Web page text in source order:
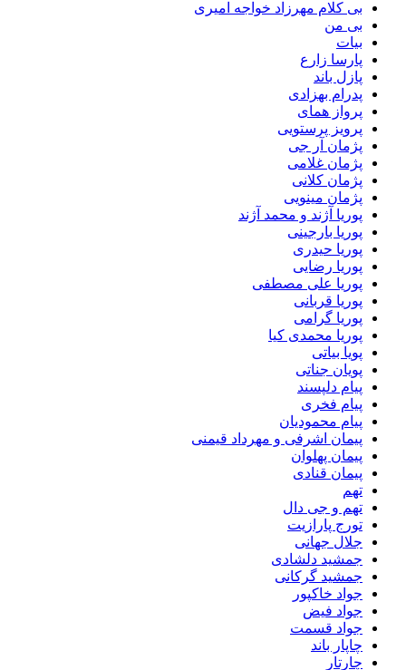
بی کلام مهرزاد خواجه امیری
بی من
بیات
پارسا زارع
پازل باند
پدرام بهزادی
پرواز همای
پرویز پرستویی
پژمان آر جی
پژمان غلامی
پژمان کلانی
پژمان مینویی
پوریا آژند و محمد آژند
پوریا بارجینی
پوریا حیدری
پوریا رضایی
پوریا علی مصطفی
پوریا قربانی
پوریا گرامی
پوریا محمدی کیا
پویا بیاتی
پویان جناتی
پیام دلپسند
پیام فخری
پیام محمودیان
پیمان اشرفی و مهرداد قیمنی
پیمان پهلوان
پیمان قنادی
تهم
تهم و جی دال
تورج پارازیت
جلال جهانی
جمشید دلشادی
جمشید گرکانی
جواد خاکپور
جواد فیض
جواد قسمت
چاپار باند
چارتار